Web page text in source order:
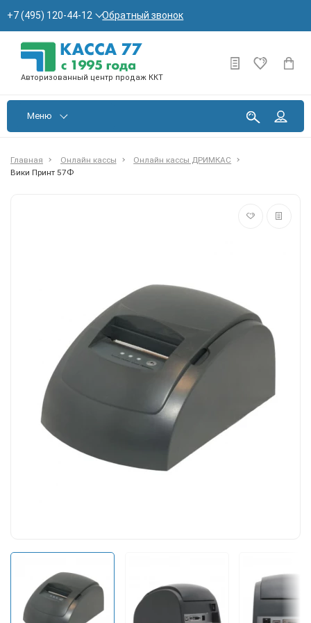
+7 (495) 120-44-12 Обратный звонок
Авторизованный центр продаж ККТ
Меню
Главная Онлайн кассы
Онлайн кассы ДРИМКАС
Вики Принт 57Ф